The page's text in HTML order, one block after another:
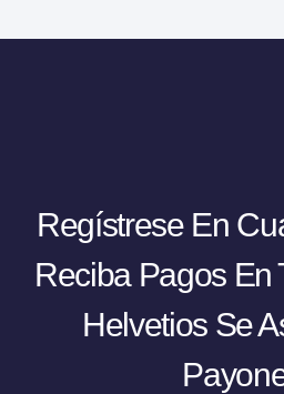
Regístrese En
Reciba Pagos En
Helvetios Se